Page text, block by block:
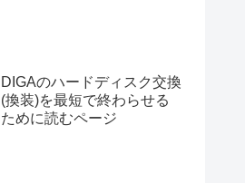
DIGAのハードディスク交換
(換装)を最短で終わらせる
ために読むページ